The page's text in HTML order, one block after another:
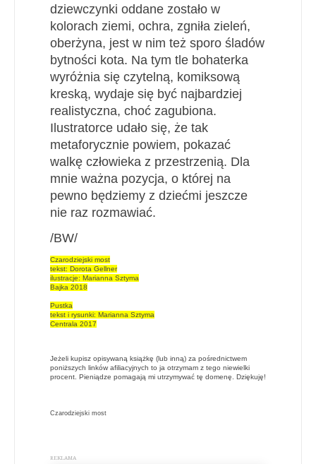
dziewczynki oddane zostało w
kolorach ziemi, ochra, zgniła zieleń,
oberżyna, jest w nim też sporo śladów
bytności kota. Na tym tle bohaterka
wyróżnia się czytelną, komiksową
kreską, wydaje się być najbardziej
realistyczna, choć zagubiona.
Ilustratorce udało się, że tak
metaforycznie powiem, pokazać
walkę człowieka z przestrzenią. Dla
mnie ważna pozycja, o której na
pewno będziemy z dziećmi jeszcze
nie raz rozmawiać.
/BW/
Czarodziejski most
tekst: Dorota Gellner
ilustracje: Marianna Sztyma
Bajka 2018
Pustka
tekst i rysunki: Marianna Sztyma
Centrala 2017
Jeżeli kupisz opisywaną książkę (lub inną) za pośrednictwem
poniższych linków afiliacyjnych to ja otrzymam z tego niewielki
procent. Pieniądze pomagają mi utrzymywać tę domenę. Dziękuję!
Czarodziejski most